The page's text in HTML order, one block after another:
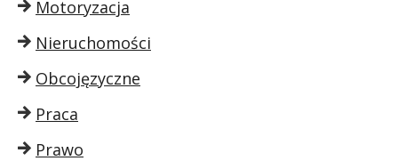
Motoryzacja
Nieruchomości
Obcojęzyczne
Praca
Prawo